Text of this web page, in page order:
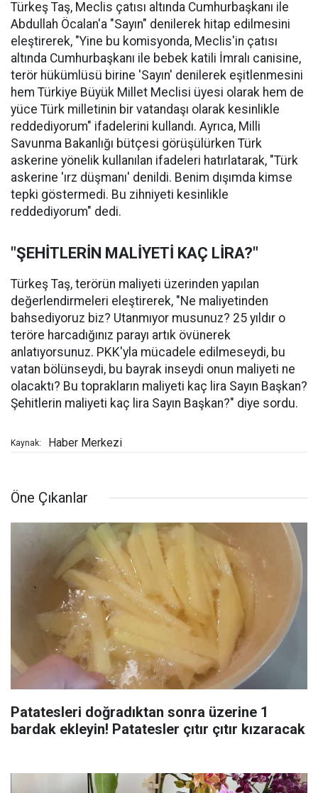
Türkeş Taş, Meclis çatısı altında Cumhurbaşkanı ile
Abdullah Öcalan'a "Sayın" denilerek hitap edilmesini
eleştirerek, "Yine bu komisyonda, Meclis'in çatısı
altında Cumhurbaşkanı ile bebek katili İmralı canisine,
terör hükümlüsü birine 'Sayın' denilerek eşitlenmesini
hem Türkiye Büyük Millet Meclisi üyesi olarak hem de
yüce Türk milletinin bir vatandaşı olarak kesinlikle
reddediyorum" ifadelerini kullandı. Ayrıca, Milli
Savunma Bakanlığı bütçesi görüşülürken Türk
askerine yönelik kullanılan ifadeleri hatırlatarak, "Türk
askerine 'ırz düşmanı' denildi. Benim dışımda kimse
tepki göstermedi. Bu zihniyeti kesinlikle
reddediyorum" dedi.
"ŞEHİTLERİN MALİYETİ KAÇ LİRA?"
Türkeş Taş, terörün maliyeti üzerinden yapılan
değerlendirmeleri eleştirerek, "Ne maliyetinden
bahsediyoruz biz? Utanmıyor musunuz? 25 yıldır o
teröre harcadığınız parayı artık övünerek
anlatıyorsunuz. PKK'yla mücadele edilmeseydi, bu
vatan bölünseydi, bu bayrak inseydi onun maliyeti ne
olacaktı? Bu toprakların maliyeti kaç lira Sayın Başkan?
Şehitlerin maliyeti kaç lira Sayın Başkan?" diye sordu.
Kaynak: Haber Merkezi
Öne Çıkanlar
Patatesleri doğradıktan sonra üzerine 1
bardak ekleyin! Patatesler çıtır çıtır kızaracak